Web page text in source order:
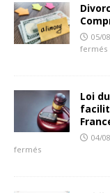
05/
fermés
Loi
04/
fermés